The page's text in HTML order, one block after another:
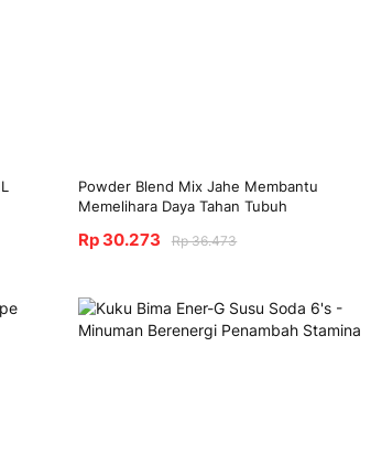
Powder Blend Mix Jahe Membantu
Memelihara Daya Tahan Tubuh
Rp 30.273 Rp 36.473